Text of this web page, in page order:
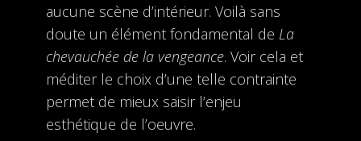
aucune scène d’intérieur. Voilà sans
doute un élément fondamental de La
chevauchée de la vengeance. Voir cela et
méditer le choix d’une telle contrainte
permet de mieux saisir l’enjeu
esthétique de l’oeuvre.